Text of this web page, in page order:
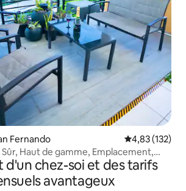
Fernando Évaluation
4,83 (132)
Haut de gamme, Emplacement,
d'un chez-soi et des tarifs
avantageux